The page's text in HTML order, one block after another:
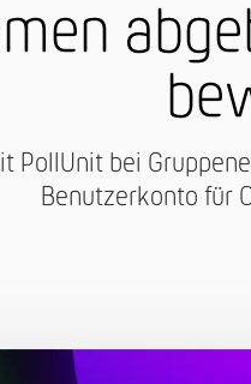
PollUnit bei
Benutzerkonto für